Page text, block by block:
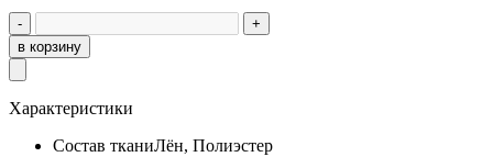
-
+
в корзину
Характеристики
Состав тканиЛён, Полиэстер